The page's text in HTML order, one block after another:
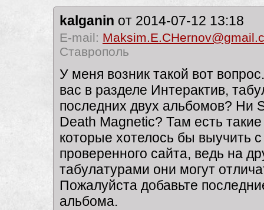
kalganin от 2014-07-12 13:18
E-mail:
Ставрополь
У меня возник такой вот
вас в разделе Интерактив,
последних двух альбомов? Ни
Death Magnetic? Там есть
которые хотелось бы выучить
проверенного сайта, ведь на
табулатурами они могут
Пожалуйста добавьте
альбома.